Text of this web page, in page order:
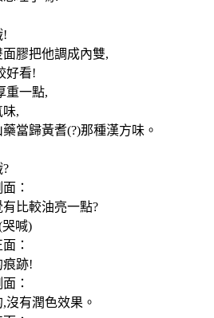
!
膠把他調成內雙,
好看!
重一點,
,
當歸黃耆(?)那種漢方味。
：
比較油亮一點?
喊)
：
痕跡!
：
有潤色效果。